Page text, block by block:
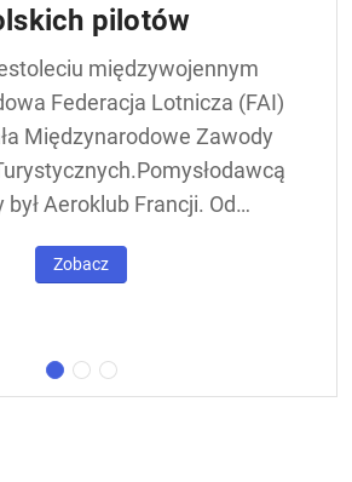
pilotów
międzywojennym
Federacja Lotnicza (FAI)
Międzynarodowe Zawody
był Aeroklub Francji. Od
– zawody nazywane były w
się m.in. Warszawa.
Zobacz